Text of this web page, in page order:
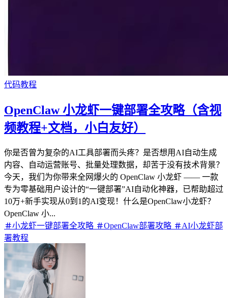
代码教程
OpenClaw 小龙虾一键部署全攻略（含视
频教程+文档，小白友好）
你是否曾为复杂的AI工具部署而头疼？是否想用AI自动生成
内容、自动运营账号、批量处理数据，却苦于没有技术背景？
今天，我们为你带来全网爆火的 OpenClaw 小龙虾 —— 一款
专为零基础用户设计的“一键部署”AI自动化神器，已帮助超过
10万+新手实现从0到1的AI变现！什么是OpenClaw小龙虾？
OpenClaw 小...
小龙虾一键部署全攻略
OpenClaw部署攻略
AI小龙虾部
署教程